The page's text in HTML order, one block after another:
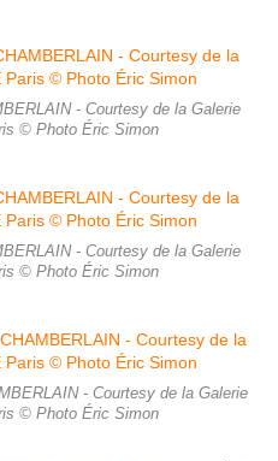
- Courtesy de la Galerie
© Photo Éric Simon
- Courtesy de la Galerie
© Photo Éric Simon
- Courtesy de la Galerie
© Photo Éric Simon